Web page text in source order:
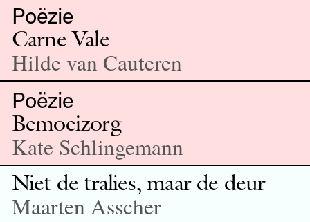
Poëzie
Carne Vale
Hilde van Cauteren
Poëzie
Bemoeizorg
Kate Schlingemann
Niet de tralies, maar de deur
Maarten Asscher